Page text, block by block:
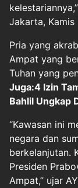
Jakarta,
Pria yang
Ampat yang
Tuhan yang
Juga:4 Izin
Bahlil Ungkap
“Kawasan ini
negara dan
berkelanjutan.
Presiden
Ampat,” ujar